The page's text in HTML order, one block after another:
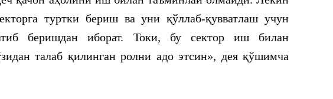
туртки бериш ва уни қўллаб-қувватлаш учун
беришдан иборат. Токи, бу сектор иш билан
талаб қилинган ролни адо этсин», дея қўшимча